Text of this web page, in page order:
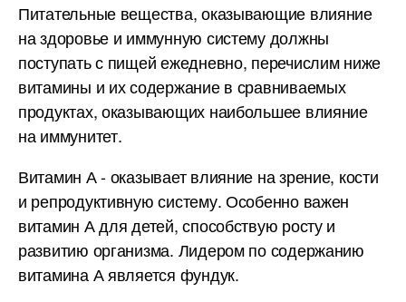
Питательные вещества, оказывающие влияние
на здоровье и иммунную систему должны
поступать с пищей ежедневно, перечислим ниже
витамины и их содержание в сравниваемых
продуктах, оказывающих наибольшее влияние
на иммунитет.
Витамин А - оказывает влияние на зрение, кости
и репродуктивную систему. Особенно важен
витамин А для детей, способствую росту и
развитию организма. Лидером по содержанию
витамина А является фундук.